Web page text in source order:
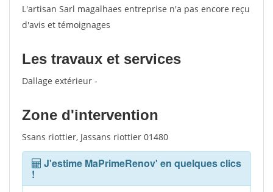
L'artisan Sarl magalhaes entreprise n'a pas encore reçu
d'avis et témoignages
Les travaux et services
Dallage extérieur -
Zone d'intervention
Ssans riottier, Jassans riottier 01480